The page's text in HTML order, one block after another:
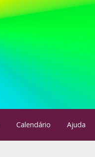
Calendário Ajuda